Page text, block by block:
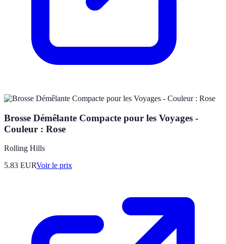
Brosse Démêlante Compacte pour les Voyages -
Couleur : Rose
Rolling Hills
5.83 EURVoir le prix